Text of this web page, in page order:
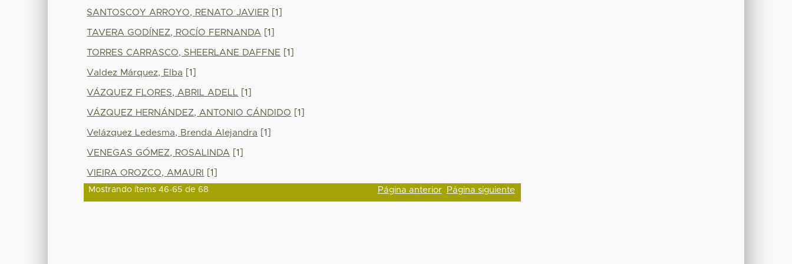
SANTOSCOY ARROYO, RENATO JAVIER [1]
TAVERA GODÍNEZ, ROCÍO FERNANDA [1]
TORRES CARRASCO, SHEERLANE DAFFNE [1]
Valdez Márquez, Elba [1]
VÁZQUEZ FLORES, ABRIL ADELL [1]
VÁZQUEZ HERNÁNDEZ, ANTONIO CÁNDIDO [1]
Velázquez Ledesma, Brenda Alejandra [1]
VENEGAS GÓMEZ, ROSALINDA [1]
VIEIRA OROZCO, AMAURI [1]
Mostrando ítems 46-65 de 68 Página anterior Página siguiente